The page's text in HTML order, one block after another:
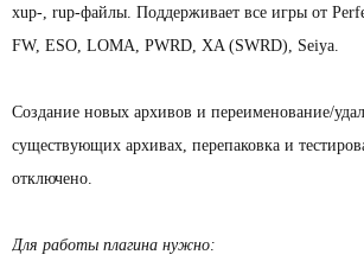
xup-, rup-файлы. Поддерживает все игры от
FW, ESO, LOMA, PWRD, XA (SWRD), Seiya.
Создание новых архивов и переименование/
существующих архивах, перепаковка и
отключено.
Для работы плагина нужно: